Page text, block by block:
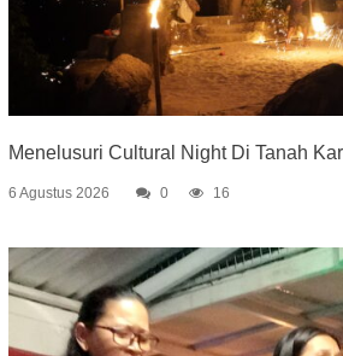
Menelusuri Cultural Night Di Tanah
6 Agustus 2026 0 16